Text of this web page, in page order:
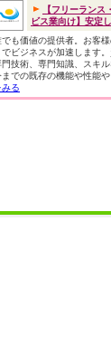
【フリーランス
ビス業向け】安定
でも価値の提供者。お客
でビジネスが加速します
門技術、専門知識、スキル
までの既存の機能や性能や
みる